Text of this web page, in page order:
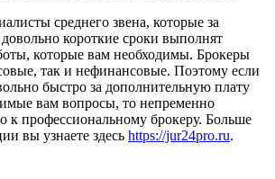
среднего звена, которые за
короткие сроки выполнят
которые вам необходимы. Брокеры
так и нефинансовые. Поэтому если
быстро за дополнительную плату
вам вопросы, то непременно
к профессиональному брокеру. Больше
вы узнаете здесь https://jur24pro.ru.